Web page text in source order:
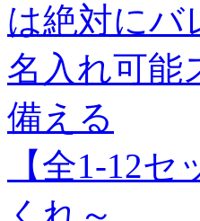
は絶対にバ
名入れ可能
備える
【全1-12